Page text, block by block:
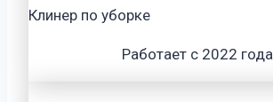
Клинер по уборке
Работает с 2022 года